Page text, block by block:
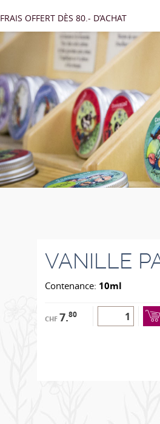
FRAIS OFFERT DÈS 80.- D’ACHAT
VANILLE
Contenance: 10ml
CHF 7.80